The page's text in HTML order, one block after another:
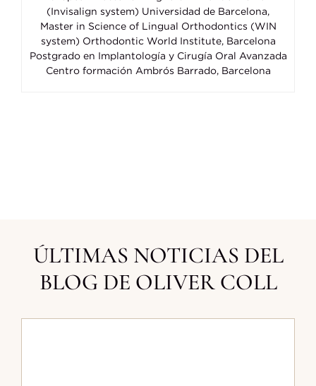
(Invisalign system) Universidad de Barcelona,
Master in Science of Lingual Orthodontics (WIN
system) Orthodontic World Institute, Barcelona
Postgrado en Implantología y Cirugía Oral Avanzada
Centro formación Ambrós Barrado, Barcelona
ÚLTIMAS NOTICIAS DEL
BLOG DE OLIVER COLL